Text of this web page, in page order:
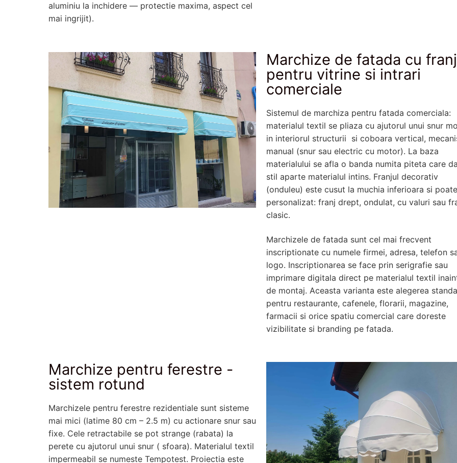
aluminiu la inchidere — protectie maxima, aspect cel
mai ingrijit).
Marchize de fatada cu
pentru vitrine si intrari
comerciale
Sistemul de marchiza pentru fatada comerciala:
materialul textil se pliaza cu ajutorul unui snur
in interiorul structurii si coboara vertical,
manual (snur sau electric cu motor). La baza
materialului se afla o banda numita piteta care
stil aparte materialul intins. Franjul decorativ
(onduleu) este cusut la muchia inferioara si
personalizat: franj drept, ondulat, cu valuri sau
clasic.
Marchizele de fatada sunt cel mai frecvent
inscriptionate cu numele firmei, adresa, telefon
logo. Inscriptionarea se face prin serigrafie sau
imprimare digitala direct pe materialul textil
de montaj. Aceasta varianta este alegerea
pentru restaurante, cafenele, florarii, magazine,
farmacii si orice spatiu comercial care doreste
vizibilitate si branding pe fatada.
Marchize pentru ferestre -
sistem rotund
Marchizele pentru ferestre rezidentiale sunt sisteme
mai mici (latime 80 cm – 2.5 m) cu actionare snur sau
fixe. Cele retractabile se pot strange (rabata) la
perete cu ajutorul unui snur ( sfoara). Materialul textil
impermeabil se numeste Tempotest. Proiectia este